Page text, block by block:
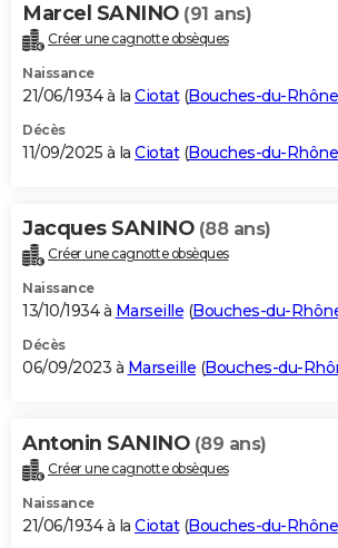
Alimentation
Guide de la santé
Maladies
Médicaments
Sommeil
VOYAGE
Destinations
City break
Voyage nature
Voyage de noces
Forum
Climat
+PHOTO
GUIDES D'ACHAT
BONS PLANS
Carte de Noël
Carte Bonne année
Carte Saint-Valentin
Carte Pâques
Carte d'anniversaire
DICTIONNAIRE
Dictionnaire
Biographies
Citations
Expressions
Proverbes
PROGRAMME TV
S'inscrire
Se connecter
Lycées
Collèges
Primaires
Universités
Entreprises
Service militaire
Avis de recherche
AVIS DE DÉCÈS
Bricolage
Lifestyle
Culture
Sport
Auto
Television
Voyage
Cinema
Marcel SANINO (91 ans)
Créer une cagnotte obsèques
Naissance
21/06/1934 à la Ciotat(Bouches-du-Rhône
Décès
11/09/2025 à la Ciotat(Bouches-du-Rhône
Jacques SANINO (88 ans)
Créer une cagnotte obsèques
Naissance
13/10/1934 à Marseille (Bouches-du-
Décès
06/09/2023 à Marseille (Bouches-du-
Antonin SANINO (89 ans)
Créer une cagnotte obsèques
Naissance
21/06/1934 à la Ciotat(Bouches-du-Rhône